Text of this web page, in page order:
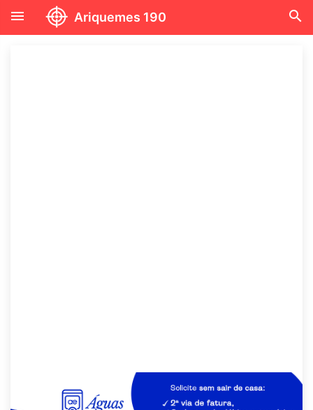
menu Ariquemes 190 search